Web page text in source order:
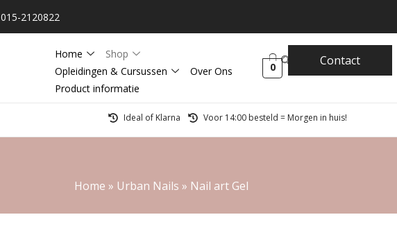
015-2120822
Home
Shop
Opleidingen & Cursussen
Over Ons
Product informatie
0 Contact
Ideal of Klarna Voor 14:00 besteld = Morgen in huis!
Home » Urban Nails » Nail art Gel